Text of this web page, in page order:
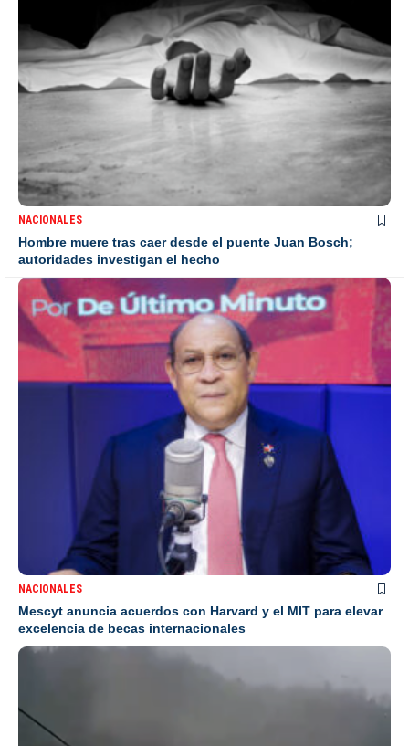
NACIONALES
Hombre muere tras caer desde el puente Juan Bosch;
autoridades investigan el hecho
NACIONALES
Mescyt anuncia acuerdos con Harvard y el MIT para elevar
excelencia de becas internacionales